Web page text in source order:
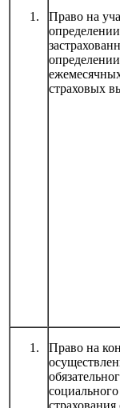
Право на
страховых
Право на
социального
страхования